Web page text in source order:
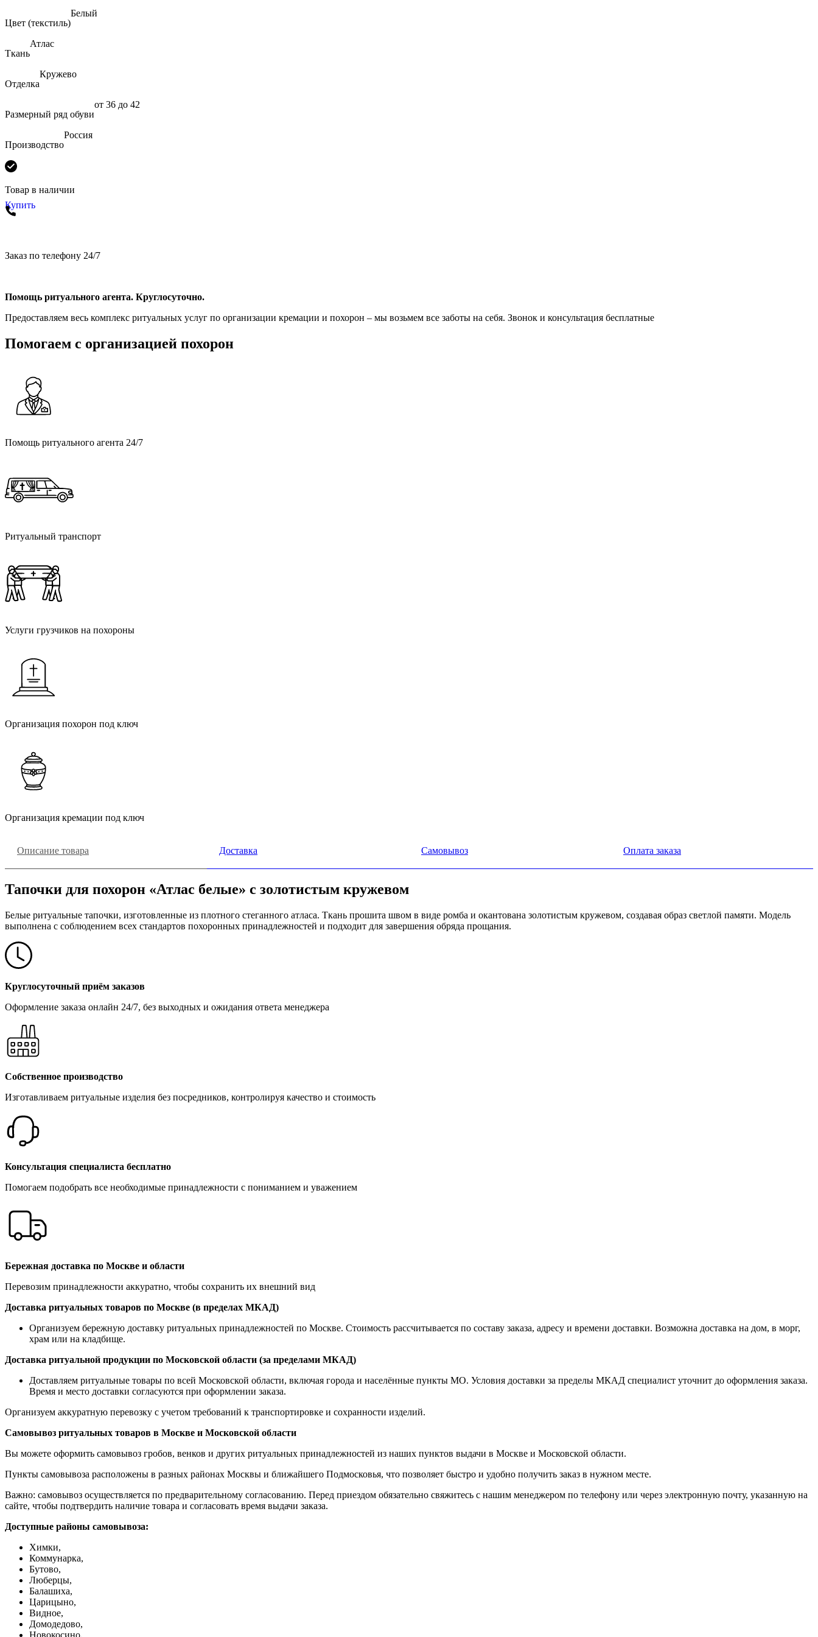
Цвет (текстиль)
Белый
Ткань
Атлас
Отделка
Кружево
Размерный ряд обуви
от 36 до 42
Производство
Россия
Товар в наличии
Купить
Заказ по телефону 24/7
Помощь ритуального агента. Круглосуточно.
Предоставляем весь комплекс ритуальных услуг по организации кремации и похорон – мы возьмем все заботы на себя. Звонок и консультация бесплатные
Помогаем с организацией похорон
Помощь ритуального агента 24/7
Ритуальный транспорт
Услуги грузчиков на похороны
Организация похорон под ключ
Организация кремации под ключ
Описание товара Доставка Самовывоз Оплата заказа
Тапочки для похорон «Атлас белые» с золотистым кружевом
Белые ритуальные тапочки, изготовленные из плотного стеганного атласа. Ткань прошита швом в виде ромба и окантована золотистым кружевом, создавая образ светлой памяти. Модель
выполнена с соблюдением всех стандартов похоронных принадлежностей и подходит для завершения обряда прощания.
Круглосуточный приём заказов
Оформление заказа онлайн 24/7, без выходных и ожидания ответа менеджера
Собственное производство
Изготавливаем ритуальные изделия без посредников, контролируя качество и стоимость
Консультация специалиста бесплатно
Помогаем подобрать все необходимые принадлежности с пониманием и уважением
Бережная доставка по Москве и области
Перевозим принадлежности аккуратно, чтобы сохранить их внешний вид
Доставка ритуальных товаров по Москве (в пределах МКАД)
Организуем бережную доставку ритуальных принадлежностей по Москве. Стоимость рассчитывается по составу заказа, адресу и времени доставки. Возможна доставка на дом, в морг,
храм или на кладбище.
Доставка ритуальной продукции по Московской области (за пределами МКАД)
Доставляем ритуальные товары по всей Московской области, включая города и населённые пункты МО. Условия доставки за пределы МКАД специалист уточнит до оформления заказа.
Время и место доставки согласуются при оформлении заказа.
Организуем аккуратную перевозку с учетом требований к транспортировке и сохранности изделий.
Самовывоз ритуальных товаров в Москве и Московской области
Вы можете оформить самовывоз гробов, венков и других ритуальных принадлежностей из наших пунктов выдачи в Москве и Московской области.
Пункты самовывоза расположены в разных районах Москвы и ближайшего Подмосковья, что позволяет быстро и удобно получить заказ в нужном месте.
Важно: самовывоз осуществляется по предварительному согласованию. Перед приездом обязательно свяжитесь с нашим менеджером по телефону или через электронную почту, указанную на
сайте, чтобы подтвердить наличие товара и согласовать время выдачи заказа.
Доступные районы самовывоза:
Химки,
Коммунарка,
Бутово,
Люберцы,
Балашиха,
Царицыно,
Видное,
Домодедово,
Новокосино,